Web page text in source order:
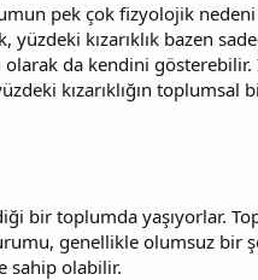
pek çok fizyolojik
kızarıklık bazen
da kendini gösterebilir.
kızarıklığın toplumsal
bir toplumda yaşıyorlar.
genellikle olumsuz bir
sahip olabilir.